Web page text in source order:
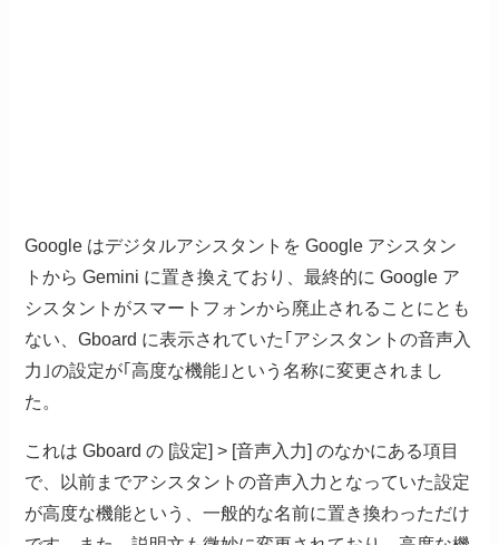
Google はデジタルアシスタントを Google アシスタン
トから Gemini に置き換えており、最終的に Google ア
シスタントがスマートフォンから廃止されることにとも
ない、Gboard に表示されていた｢アシスタントの音声入
力｣の設定が｢高度な機能｣という名称に変更されまし
た。
これは Gboard の [設定] > [音声入力] のなかにある項目
で、以前までアシスタントの音声入力となっていた設定
が高度な機能という、一般的な名前に置き換わっただけ